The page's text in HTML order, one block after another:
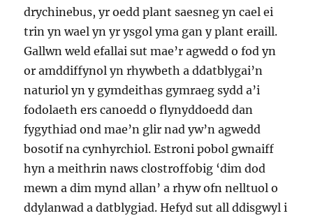
drychinebus, yr oedd plant saesneg yn cael ei
trin yn wael yn yr ysgol yma gan y plant eraill.
Gallwn weld efallai sut mae’r agwedd o fod yn
or amddiffynol yn rhywbeth a ddatblygai’n
naturiol yn y gymdeithas gymraeg sydd a’i
fodolaeth ers canoedd o flynyddoedd dan
fygythiad ond mae’n glir nad yw’n agwedd
bosotif na cynhyrchiol. Estroni pobol gwnaiff
hyn a meithrin naws clostroffobig ‘dim dod
mewn a dim mynd allan’ a rhyw ofn nelltuol o
ddylanwad a datblygiad. Hefyd sut all ddisgwyl i